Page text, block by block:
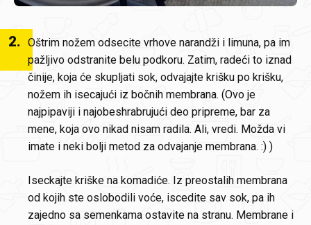
2. Oštrim nožem odsecite vrhove narandži i limuna, pa im
pažljivo odstranite belu podkoru. Zatim, radeći to iznad
činije, koja će skupljati sok, odvajajte krišku po krišku,
nožem ih isecajući iz bočnih membrana. (Ovo je
najpipaviji i najobeshrabrujući deo pripreme, bar za
mene, koja ovo nikad nisam radila. Ali, vredi. Možda vi
imate i neki bolji metod za odvajanje membrana. :) )
Iseckajte kriške na komadiće. Iz preostalih membrana
od kojih ste oslobodili voće, iscedite sav sok, pa ih
zajedno sa semenkama ostavite na stranu. Membrane i